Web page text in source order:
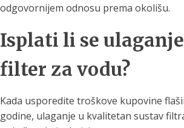
odgovornijem odnosu prema okolišu.
Isplati li se ulaganje
filter za vodu?
Kada usporedite troškove kupovine
godine, ulaganje u kvalitetan sustav